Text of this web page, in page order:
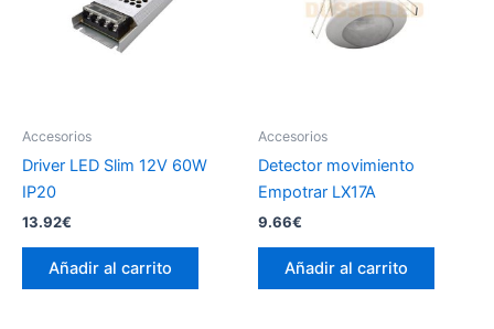
Accesorios
Driver LED Slim 12V 60W
IP20
13.92€
Añadir al carrito
Accesorios
Detector movimiento
Empotrar LX17A
9.66€
Añadir al carrito